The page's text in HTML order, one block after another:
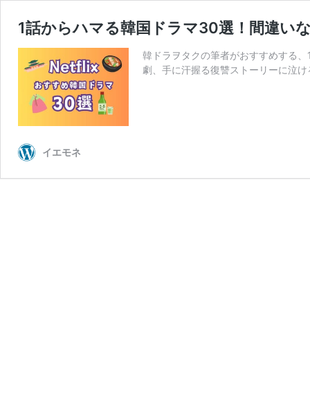
1話からハマる韓国ドラマ30選！間違い
韓ドラヲタクの筆者がおすすめする
劇、手に汗握る復讐ストーリーに泣
イエモネ